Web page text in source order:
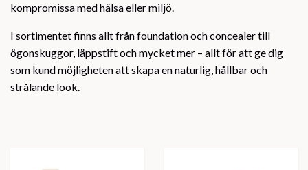
kompromissa med hälsa eller miljö.
I sortimentet finns allt från foundation och concealer till
ögonskuggor, läppstift och mycket mer – allt för att ge dig
som kund möjligheten att skapa en naturlig, hållbar och
strålande look.